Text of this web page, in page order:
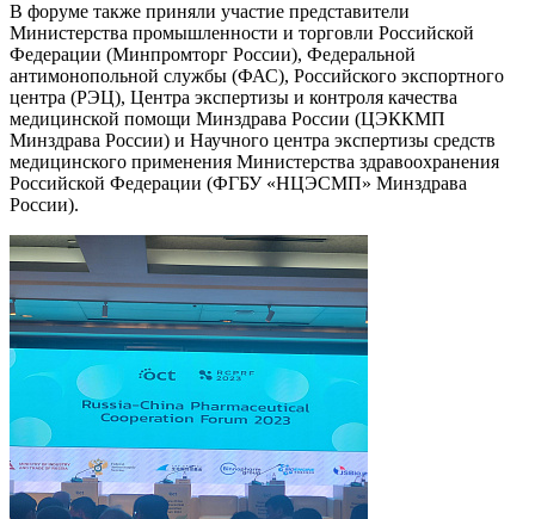
В форуме также приняли участие представители
Министерства промышленности и торговли Российской
Федерации (Минпромторг России), Федеральной
антимонопольной службы (ФАС), Российского экспортного
центра (РЭЦ), Центра экспертизы и контроля качества
медицинской помощи Минздрава России (ЦЭККМП
Минздрава России) и Научного центра экспертизы средств
медицинского применения Министерства здравоохранения
Российской Федерации (ФГБУ «НЦЭСМП» Минздрава
России).